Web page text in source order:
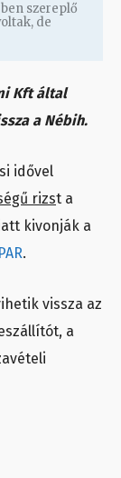
szereplő
de
Kft által
a Nébih.
idővel
rizst a
kivonják a
.
vissza az
a